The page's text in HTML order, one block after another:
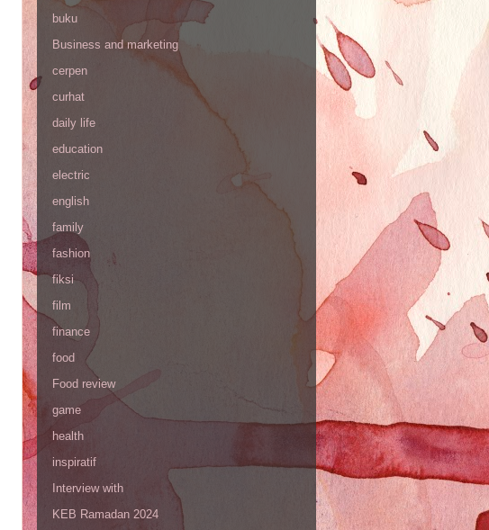
buku
Business and marketing
cerpen
curhat
daily life
education
electric
english
family
fashion
fiksi
film
finance
food
Food review
game
health
inspiratif
Interview with
KEB Ramadan 2024